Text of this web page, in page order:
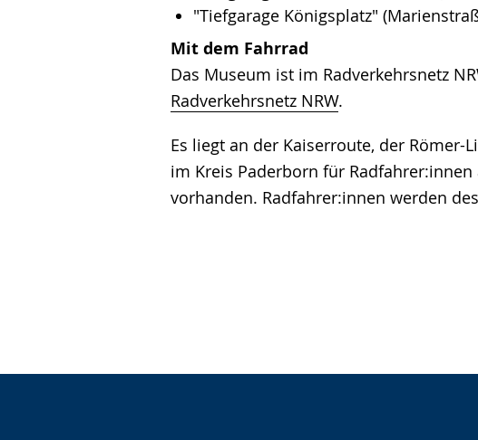
"Tiefgarage Königsplatz"
Mit dem Fahrrad
Das Museum ist im Radverkehrsnetz
Radverkehrsnetz NRW.
Es liegt an der Kaiserroute, der Römer-
im Kreis Paderborn für
vorhanden. Radfahrer:innen werden